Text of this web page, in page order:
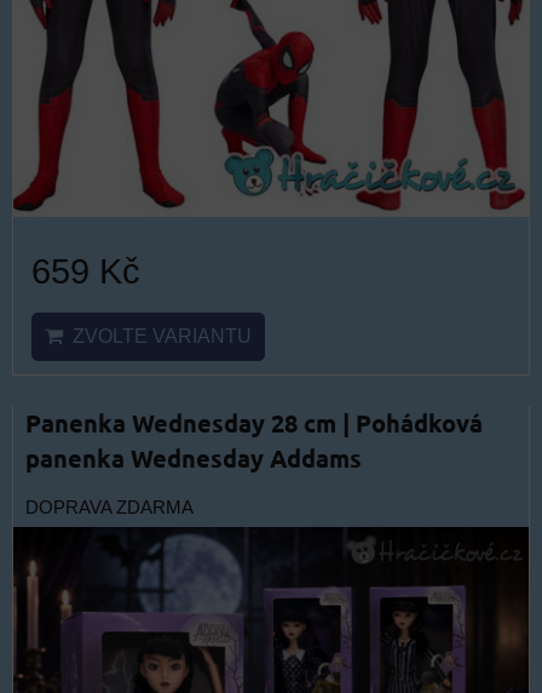
659 Kč
ZVOLTE VARIANTU
Panenka Wednesday 28 cm | Pohádková
panenka Wednesday Addams
DOPRAVA ZDARMA